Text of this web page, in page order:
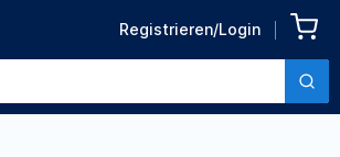
Registrieren/Login
1 Stück
Zurück zu den Produktdetails